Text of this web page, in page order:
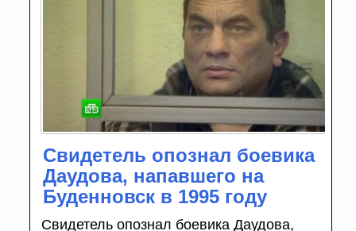
Свидетель опознал боевика
Даудова, напавшего на
Буденновск в 1995 году
Свидетель опознал боевика Даудова,